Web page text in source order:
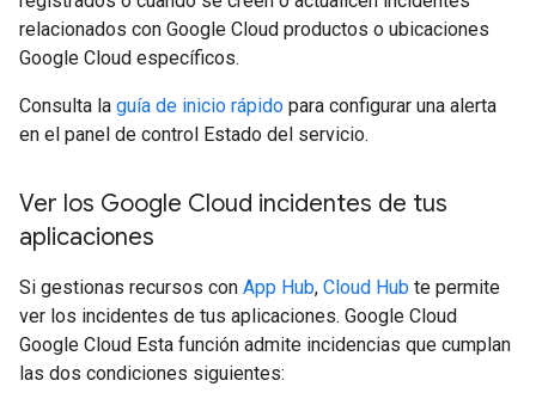
relacionados con Google Cloud productos o ubicaciones
Google Cloud específicos.
Consulta la guía de inicio rápido para configurar una alerta
en el panel de control Estado del servicio.
Ver los Google Cloud incidentes de tus
aplicaciones
Si gestionas recursos con App Hub, Cloud Hub te permite
ver los incidentes de tus aplicaciones. Google Cloud
Google Cloud Esta función admite incidencias que cumplan
las dos condiciones siguientes: